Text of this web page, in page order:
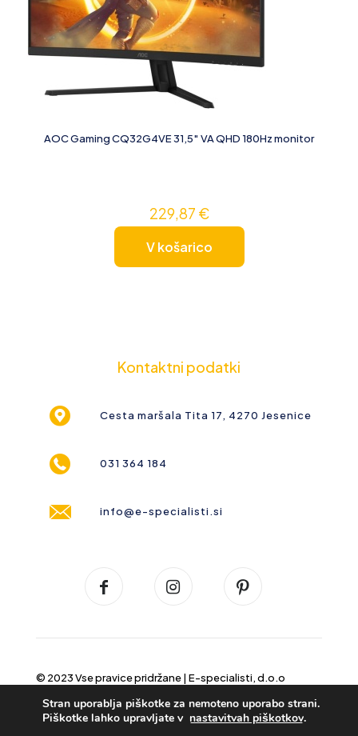
AOC Gaming CQ32G4VE 31,5″ VA QHD 180Hz monitor
229,87 €
V košarico
Kontaktni podatki
Cesta maršala Tita 17, 4270 Jesenice
031 364 184
info@e-specialisti.si
© 2023 Vse pravice pridržane | E-specialisti, d.o.o
Stran uporablja piškotke za nemoteno uporabo strani.
Piškotke lahko upravljate v nastavitvah piškotkov.